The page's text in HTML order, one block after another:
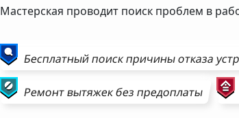
Мастерская проводит поиск проблем в
Бесплатный поиск причины отказа
Ремонтвытяжекбез предоплаты